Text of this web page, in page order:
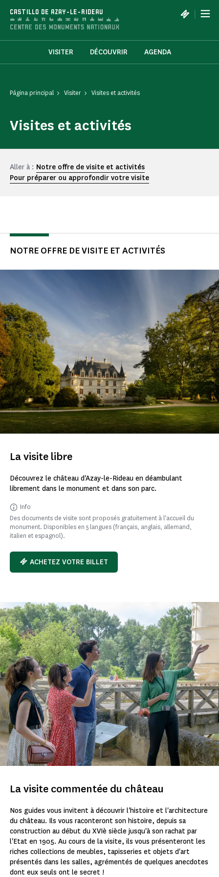
CASTILLO DE AZAY-LE-RIDEAU |
VISITER DÉCOUVRIR AGENDA
Página principal Visiter Visites et activités
Visites et activités
Aller à : Notre offre de visite et activités
Pour préparer ou approfondir votre visite
NOTRE OFFRE DE VISITE ET ACTIVITÉS
La visite libre
Découvrez le château d'Azay-le-Rideau en déambulant
librement dans le monument et dans son parc.
Info
Des documents de visite sont proposés gratuitement à l'accueil du
monument. Disponibles en 5 langues (français, anglais, allemand,
italien et espagnol).
ACHETEZ VOTRE BILLET
La visite commentée du château
Nos guides vous invitent à découvrir l'histoire et l'architecture
du château. Ils vous raconteront son histoire, depuis sa
construction au début du XVIè siècle jusqu'à son rachat par
l'Etat en 1905. Au cours de la visite, ils vous présenteront les
riches collections de meubles, tapisseries et objets d'art
présentés dans les salles, agrémentés de quelques anecdotes
dont eux seuls ont le secret !